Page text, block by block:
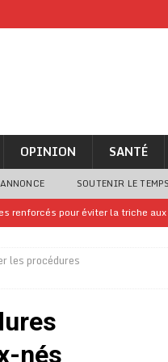
OPINION SANTÉ
SOUTENIR LE TEMPS
renforcés pour éviter la triche
confirme sa présence à la fête
de loterie gagnant que son
les procédures
nés